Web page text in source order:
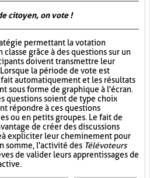
citoyen, on vote !
permettant la votation
grâce à des questions sur un
doivent transmettre leur
la période de vote est
automatiquement et les résultats
sous forme de graphique à l'écran.
questions soient de type choix
répondre à ces questions
ou en petits groupes. Le fait de
de créer des discussions
expliciter leur cheminement pour
somme, l'activité des Télévoteurs
de valider leurs apprentissages de